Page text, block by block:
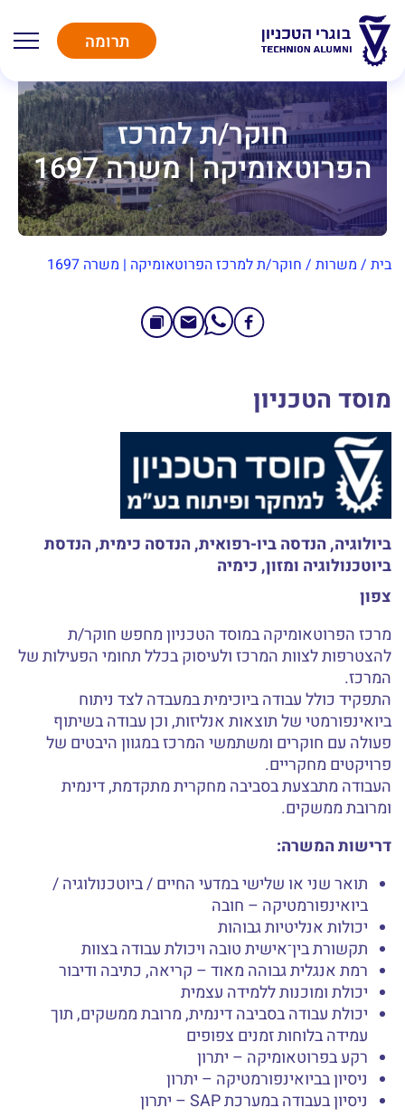
תרומה
חוקר/ת למרכז
הפרוטאומיקה | משרה 1697
בית / משרות / חוקר/ת למרכז הפרוטאומיקה | משרה 1697
מוסד הטכניון
ביולוגיה, הנדסה ביו-רפואית, הנדסה כימית, הנדסת
ביוטכנולוגיה ומזון, כימיה
צפון
מרכז הפרוטאומיקה במוסד הטכניון מחפש חוקר/ת
להצטרפות לצוות המרכז ולעיסוק בכלל תחומי הפעילות של
המרכז.
התפקיד כולל עבודה ביוכימית במעבדה לצד ניתוח
ביואינפורמטי של תוצאות אנליזות, וכן עבודה בשיתוף
פעולה עם חוקרים ומשתמשי המרכז במגוון היבטים של
פרויקטים מחקריים.
העבודה מתבצעת בסביבה מחקרית מתקדמת, דינמית
ומרובת ממשקים.
דרישות המשרה:
תואר שני או שלישי במדעי החיים / ביוטכנולוגיה /
ביואינפורמטיקה – חובה
יכולות אנליטיות גבוהות
תקשורת בין־אישית טובה ויכולת עבודה בצוות
רמת אנגלית גבוהה מאוד – קריאה, כתיבה ודיבור
יכולת ומוכנות ללמידה עצמית
יכולת עבודה בסביבה דינמית, מרובת ממשקים, תוך
עמידה בלוחות זמנים צפופים
רקע בפרוטאומיקה – יתרון
ניסיון בביואינפורמטיקה – יתרון
ניסיון בעבודה במערכת SAP – יתרון